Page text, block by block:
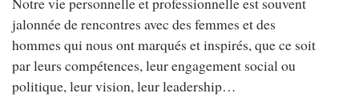
jalonnée de rencontres avec des femmes et des
hommes qui nous ont marqués et inspirés, que ce soit
par leurs compétences, leur engagement social ou
politique, leur vision, leur leadership…